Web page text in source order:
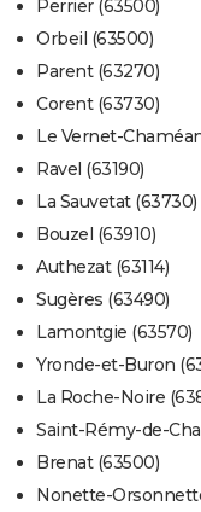
Perrier (63500)
Orbeil (63500)
Parent (63270)
Corent (63730)
Le Vernet-
Ravel (63190)
La Sauvetat (63730)
Bouzel (63910)
Authezat (63114)
Sugères (63490)
Lamontgie (63570)
Yronde-et-Buron
La Roche-Noire
Saint-Rémy-de-
Brenat (63500)
Nonette-